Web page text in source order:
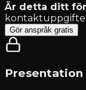
Är detta ditt
Gör anspråk gratis
Presentation